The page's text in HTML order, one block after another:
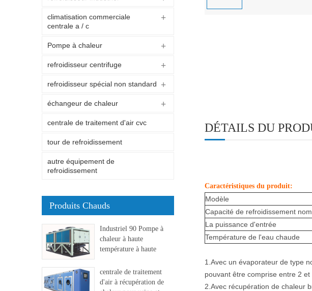
DÉTAILS DU
Caractéristiques du produit:
Modèle
Capacité de refroidissement
La puissance d'entrée
Température de l'eau chaude
1.Avec un évaporateur de type
pouvant être comprise entre 2 et
2.Avec récupération de chaleur
climatisation commerciale
centrale a / c
Pompe à chaleur
refroidisseur centrifuge
refroidisseur spécial non standard
échangeur de chaleur
centrale de traitement d'air cvc
tour de refroidissement
autre équipement de
refroidissement
Produits Chauds
Industriel 90 Pompe à
chaleur à haute
température à haute
centrale de traitement
d'air à récupération de